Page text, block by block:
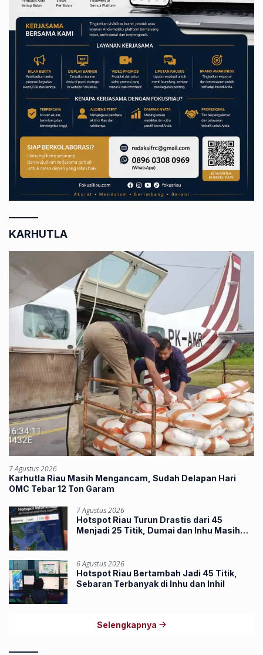
KARHUTLA
7 Agustus 2026
Karhutla Riau Masih Mengancam, Sudah Delapan Hari
OMC Tebar 12 Ton Garam
7 Agustus 2026
Hotspot Riau Turun Drastis dari 45
Menjadi 25 Titik, Dumai dan Inhu Masih
6 Agustus 2026
Hotspot Riau Bertambah Jadi 45 Titik,
Sebaran Terbanyak di Inhu dan Inhil
Selengkapnya